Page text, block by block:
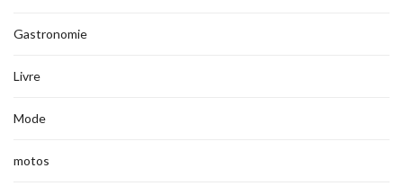
Gastronomie
Livre
Mode
motos